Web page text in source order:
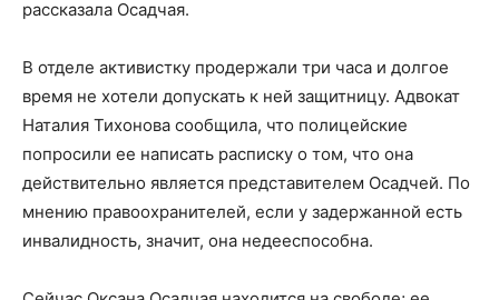
рассказала Осадчая.
В отделе активистку продержали три часа и долгое
время не хотели допускать к ней защитницу. Адвокат
Наталия Тихонова сообщила, что полицейские
попросили ее написать расписку о том, что она
действительно является представителем Осадчей. По
мнению правоохранителей, если у задержанной есть
инвалидность, значит, она недееспособна.